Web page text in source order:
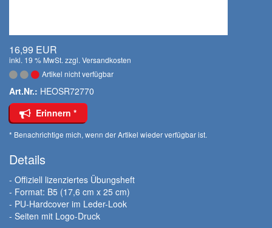
16,99 EUR
inkl. 19 % MwSt. zzgl. Versandkosten
Artikel nicht verfügbar
Art.Nr.: HEOSR72770
Erinnern *
* Benachrichtige mich, wenn der Artikel wieder verfügbar ist.
Details
- Offiziell lizenziertes Übungsheft
- Format: B5 (17,6 cm x 25 cm)
- PU-Hardcover im Leder-Look
- Seiten mit Logo-Druck